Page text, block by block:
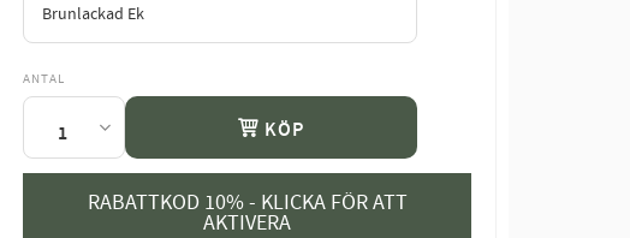
ANTAL
KÖP
RABATTKOD 10% - KLICKA FÖR ATT
AKTIVERA